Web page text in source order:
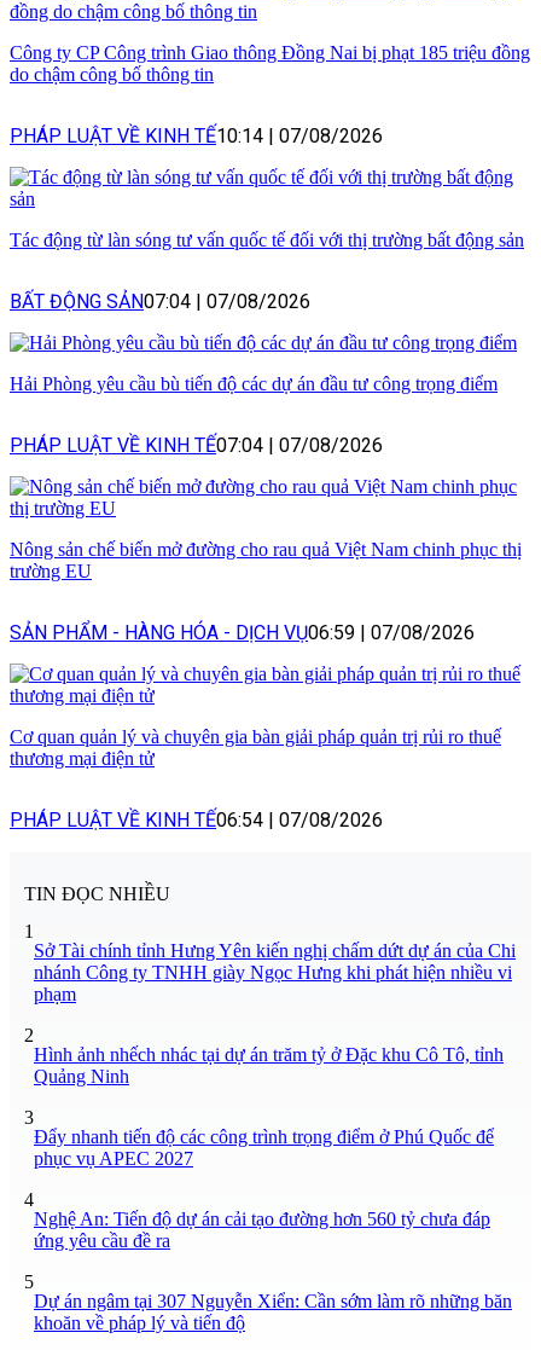
Công ty CP Công trình Giao thông Đồng Nai bị phạt 185 triệu đồng
do chậm công bố thông tin
PHÁP LUẬT VỀ KINH TẾ10:14 07/08/2026
Tác động từ làn sóng tư vấn quốc tế đối với thị trường bất động sản
BẤT ĐỘNG SẢN07:04 07/08/2026
Hải Phòng yêu cầu bù tiến độ các dự án đầu tư công trọng điểm
PHÁP LUẬT VỀ KINH TẾ07:04 07/08/2026
Nông sản chế biến mở đường cho rau quả Việt Nam chinh phục thị
trường EU
SẢN PHẨM - HÀNG HÓA - DỊCH VỤ06:59 07/08/2026
Cơ quan quản lý và chuyên gia bàn giải pháp quản trị rủi ro thuế
thương mại điện tử
PHÁP LUẬT VỀ KINH TẾ06:54 07/08/2026
TIN ĐỌC NHIỀU
1
Sở Tài chính tỉnh Hưng Yên kiến nghị chấm dứt dự án của Chi
nhánh Công ty TNHH giày Ngọc Hưng khi phát hiện nhiều vi
phạm
2
Hình ảnh nhếch nhác tại dự án trăm tỷ ở Đặc khu Cô Tô, tỉnh
Quảng Ninh
3
Đẩy nhanh tiến độ các công trình trọng điểm ở Phú Quốc để
phục vụ APEC 2027
4
Nghệ An: Tiến độ dự án cải tạo đường hơn 560 tỷ chưa đáp
ứng yêu cầu đề ra
5
Dự án ngâm tại 307 Nguyễn Xiển: Cần sớm làm rõ những băn
khoăn về pháp lý và tiến độ